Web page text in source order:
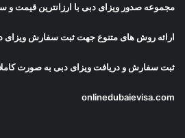
مجموعه صدور ویزای دبی با ارزانترین قیمت
ارائه روش های متنوع جهت ثبت سفارش ویزای
ثبت سفارش و دریافتویزای دبی به صورت کاملا
onlinedubaievisa.com